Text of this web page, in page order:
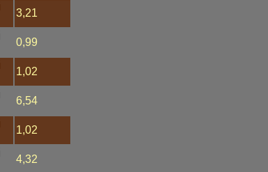
3,21
0,99
1,02
6,54
1,02
4,32